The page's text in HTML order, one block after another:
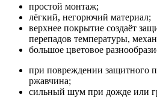
простой монтаж;
лёгкий, негорючий материал;
верхнее покрытие создаёт
перепадов температуры,
большое цветовое
при повреждении защитного
ржавчина;
сильный шум при дожде или